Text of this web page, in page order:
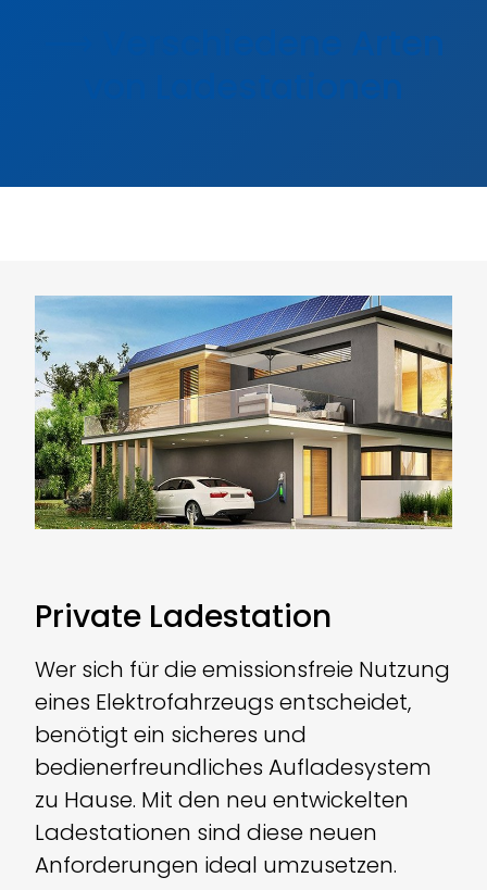
Private Ladestation
Wer sich für die emissionsfreie Nutzung
eines Elektrofahrzeugs entscheidet,
benötigt ein sicheres und
bedienerfreundliches Aufladesystem
zu Hause. Mit den neu entwickelten
Ladestationen sind diese neuen
Anforderungen ideal umzusetzen.